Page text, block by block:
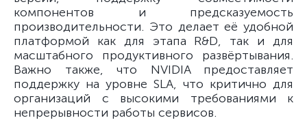
компонентов и предсказуемость
производительности. Это делает её удобной
платформой как для этапа R&D, так и для
масштабного продуктивного развёртывания.
Важно также, что NVIDIA предоставляет
поддержку на уровне SLA, что критично для
организаций с высокими требованиями к
непрерывности работы сервисов.